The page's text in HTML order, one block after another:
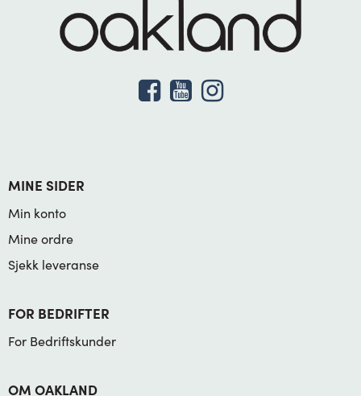
MINE SIDER
Min konto
Mine ordre
Sjekk leveranse
FOR BEDRIFTER
For Bedriftskunder
OM OAKLAND